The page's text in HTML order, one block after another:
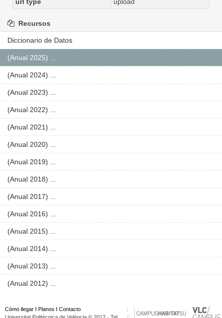
Recursos
Diccionario de Datos
(Anual 2025) ...
(Anual 2024) ...
(Anual 2023) ...
(Anual 2022) ...
(Anual 2021) ...
(Anual 2020) ...
(Anual 2019) ...
(Anual 2018) ...
(Anual 2017) ...
(Anual 2016) ...
(Anual 2015) ...
(Anual 2014) ...
(Anual 2013) ...
(Anual 2012) ...
Cómo llegar I Planos I Contacto